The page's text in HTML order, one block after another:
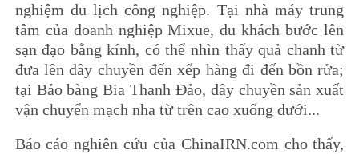
nghiệm du lịch công nghiệp. Tại nhà máy trung
tâm của doanh nghiệp Mixue, du khách bước lên
sạn đạo bằng kính, có thể nhìn thấy quả chanh từ
đưa lên dây chuyền đến xếp hàng đi đến bồn rửa;
tại Bảo bàng Bia Thanh Đảo, dây chuyền sản xuất
vận chuyển mạch nha từ trên cao xuống dưới...
Báo cáo nghiên cứu của ChinaIRN.com cho thấy,